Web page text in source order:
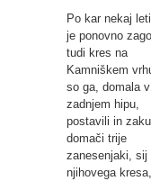
Po kar nekaj
je ponovno
tudi kres na
Kamniškem
so ga, domala v
zadnjem hipu,
postavili in
domači trije
zanesenjaki, sij
njihovega